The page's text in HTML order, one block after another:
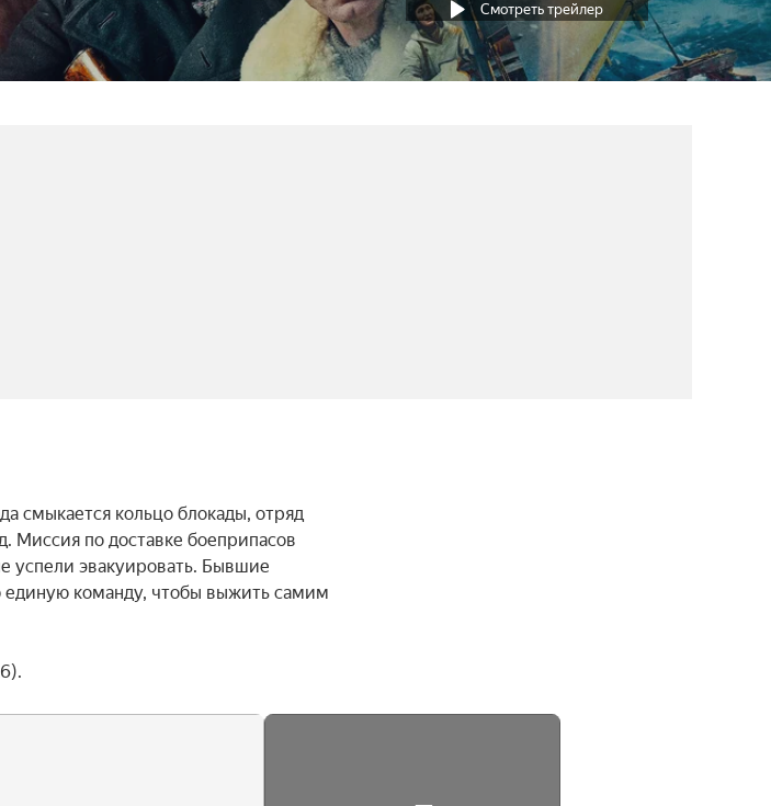
Смотреть трейлер
смыкается кольцо блокады, отряд
Миссия по доставке боеприпасов
успели эвакуировать. Бывшие
единую команду, чтобы выжить самим